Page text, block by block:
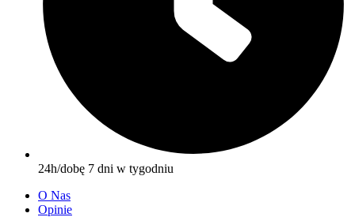
24h/dobę 7 dni w tygodniu
O Nas
Opinie